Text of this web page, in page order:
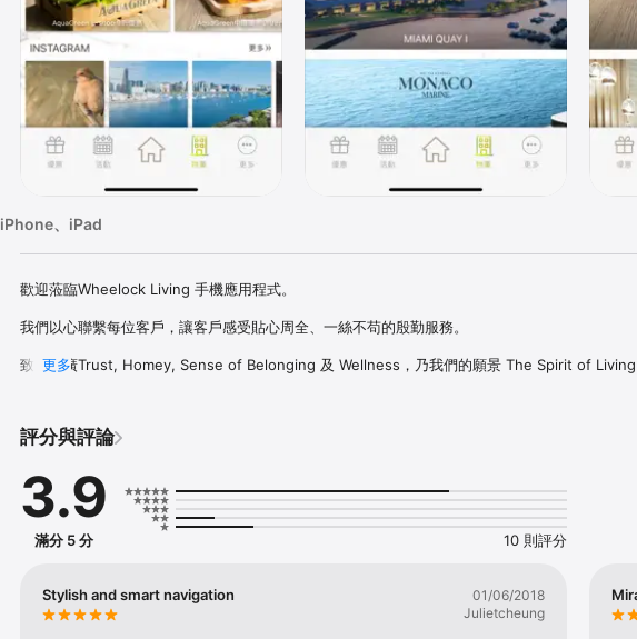
iPhone、iPad
歡迎蒞臨Wheelock Living 手機應用程式。
我們以心聯繫每位客戶，讓客戶感受貼心周全、一絲不苟的殷勤服務。
致力推廣Trust, Homey, Sense of Belonging 及 Wellness，乃我們的願景 The Spirit of Living
覽，獲得最全面的資訊和服務。
加入Club Wheelock, 更讓您享受專屬您的尊貴禮遇，與我們共同細味生活情趣、雅緻與喜悅。
更多
評分與評論
3.9
滿分 5 分 10 則評分
Stylish and smart navigation
01/06/2018
Julietcheung